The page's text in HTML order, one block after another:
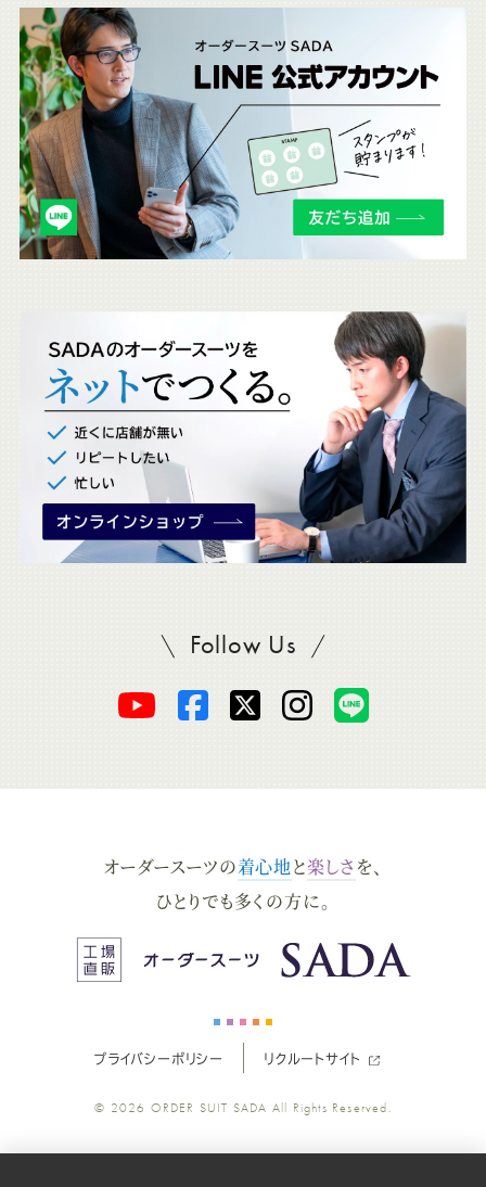
こ
ち
ら
も
チ
ェ
Follow UsSADAをフォロー
オ
ー
ス
ツ
オ
ー
ス
ー
オ
ー
ス
ー
ツ
オ
ー
ス
ツ
ス
ツ
オーダースーツの着心地と楽しさ を、
ひとりでも多くの方に。
プライバシーポリシー リクルートサイト
© 2026 ORDER SUIT SADA All Rights Reserved.